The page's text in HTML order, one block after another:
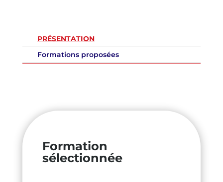
PRÉSENTATION
Formations proposées
Formation
sélectionnée